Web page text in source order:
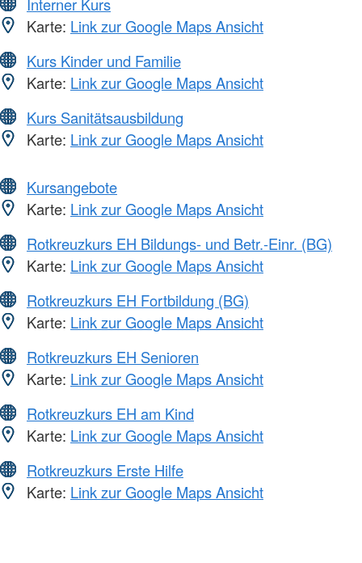
Karte: Link zur Google Maps Ansicht
Kurs Kinder und Familie
Karte: Link zur Google Maps Ansicht
Kurs Sanitätsausbildung
Karte: Link zur Google Maps Ansicht
Kursangebote
Karte: Link zur Google Maps Ansicht
Rotkreuzkurs EH Bildungs- und Betr.-Einr. (BG)
Karte: Link zur Google Maps Ansicht
Rotkreuzkurs EH Fortbildung (BG)
Karte: Link zur Google Maps Ansicht
Rotkreuzkurs EH Senioren
Karte: Link zur Google Maps Ansicht
Rotkreuzkurs EH am Kind
Karte: Link zur Google Maps Ansicht
Rotkreuzkurs Erste Hilfe
Karte: Link zur Google Maps Ansicht